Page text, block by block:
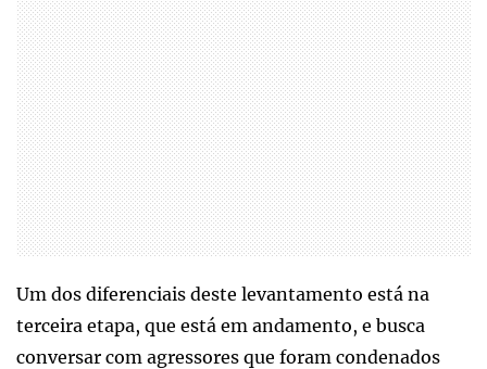
Um dos diferenciais deste levantamento está na
terceira etapa, que está em andamento, e busca
conversar com agressores que foram condenados